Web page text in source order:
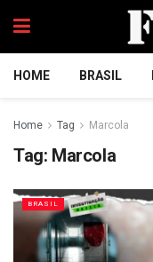
HOME BRASIL
Home Tag Marcola
Tag: Marcola
BRASIL